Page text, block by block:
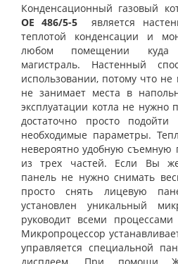
Конденсационный газовый
OE 486/5-5
является
теплотой конденсации и
любом помещении куда
магистраль. Настенный
использовании, потому что
не занимает места в
эксплуатации котла не нужно
достаточно просто
необходимые параметры.
невероятно удобную съемную
из трех частей. Если Вы
панель не нужно снимать
просто снять лицевую
установлен уникальный
руководит всеми процессами
Микропроцессор
управляется специальной